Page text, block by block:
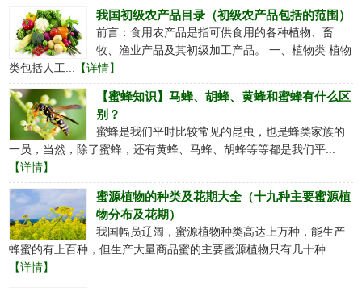
我国初级农产品目录（初级农产品包括的范围）
前言：食用农产品是指可供食用的各种植物、畜
牧、渔业产品及其初级加工产品。 一、植物类 植物
类包括人工... 【详情】
【蜜蜂知识】马蜂、胡蜂、黄蜂和蜜蜂有什么区
别？
蜜蜂是我们平时比较常见的昆虫，也是蜂类家族的
一员，当然，除了蜜蜂，还有黄蜂、马蜂、胡蜂等等都是我们平...
【详情】
蜜源植物的种类及花期大全（十九种主要蜜源植
物分布及花期）
我国幅员辽阔，蜜源植物种类高达上万种，能生产
蜂蜜的有上百种，但生产大量商品蜜的主要蜜源植物只有几十种...
【详情】